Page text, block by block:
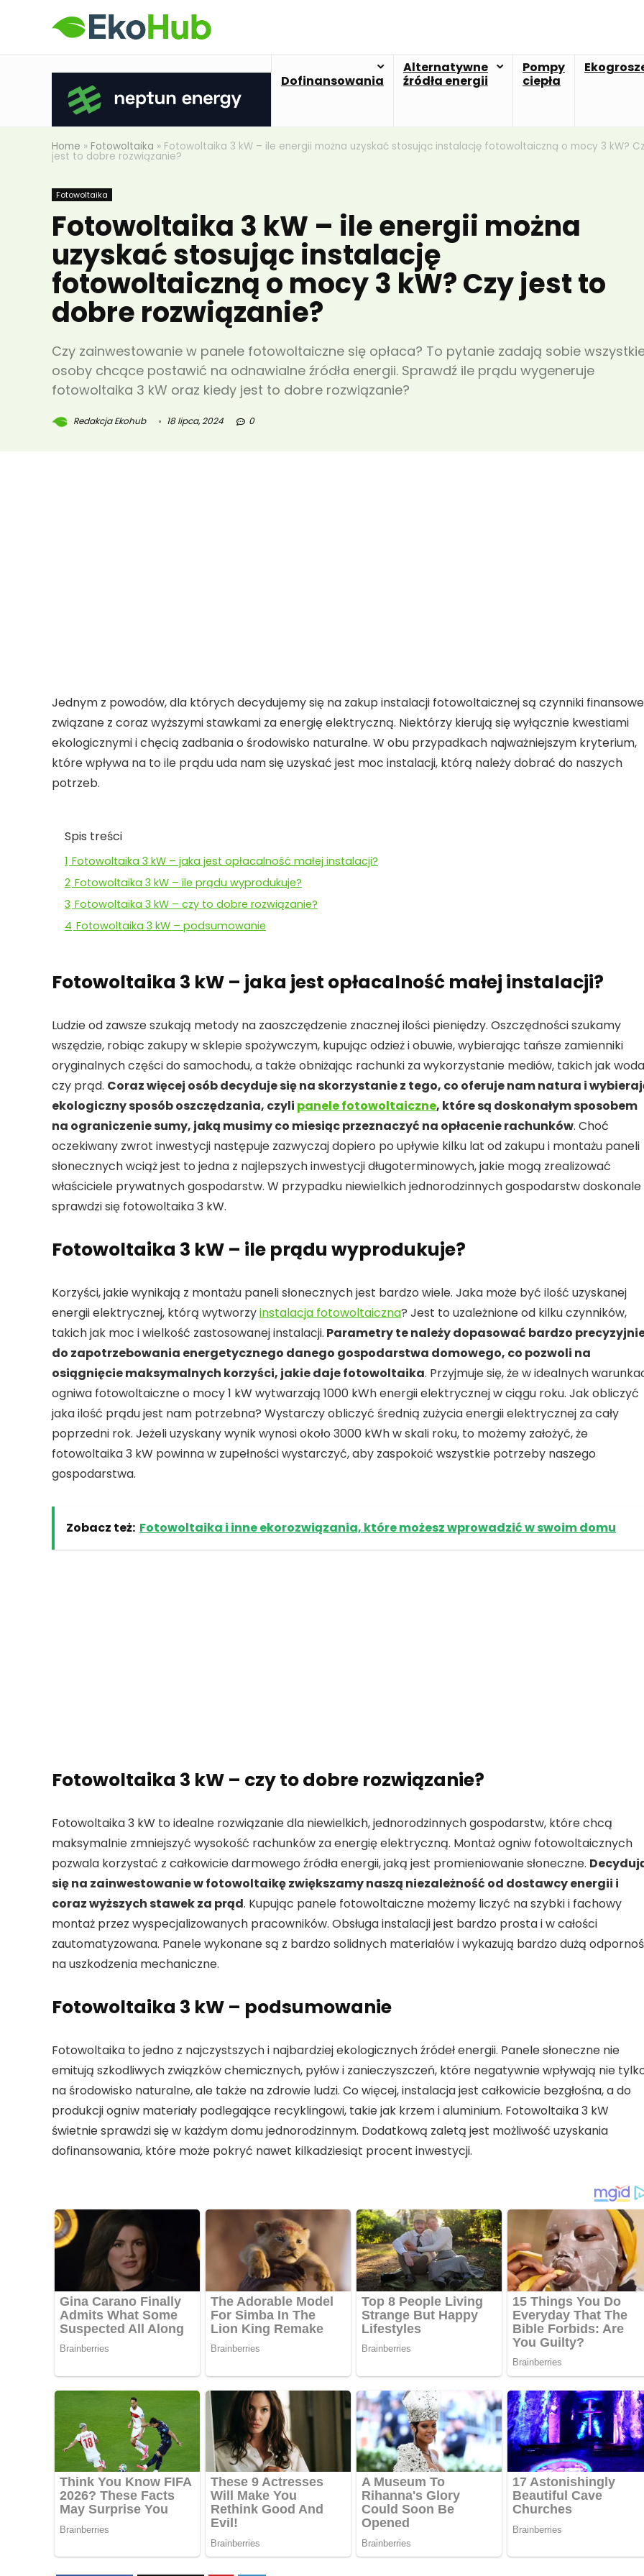
Dofinansowania
Alternatywne
źródła energii
Pompy
ciepła
Home » Fotowoltaika » Fotowoltaika 3 kW – ile energii można uzyskać stosując instalację fotowoltaiczną o mocy 3 kW?
jest to dobre rozwiązanie?
Fotowoltaika
Fotowoltaika 3 kW – ile energii można
uzyskać stosując instalację
fotowoltaiczną o mocy 3 kW? Czy jest to
dobre rozwiązanie?
Czy zainwestowanie w panele fotowoltaiczne się opłaca? To pytanie zadają sobie
osoby chcące postawić na odnawialne źródła energii. Sprawdź ile prądu wygeneruje
fotowoltaika 3 kW oraz kiedy jest to dobre rozwiązanie?
Redakcja Ekohub 18 lipca, 2024 0
Jednym z powodów, dla których decydujemy się na zakup instalacji fotowoltaicznej są czynniki finansowe
związane z coraz wyższymi stawkami za energię elektryczną. Niektórzy kierują się wyłącznie kwestiami
ekologicznymi i chęcią zadbania o środowisko naturalne. W obu przypadkach najważniejszym kryterium,
które wpływa na to ile prądu uda nam się uzyskać jest moc instalacji, którą należy dobrać do naszych
potrzeb.
Spis treści
1 Fotowoltaika 3 kW – jaka jest opłacalność małej instalacji?
2 Fotowoltaika 3 kW – ile prądu wyprodukuje?
3 Fotowoltaika 3 kW – czy to dobre rozwiązanie?
4 Fotowoltaika 3 kW – podsumowanie
Fotowoltaika 3 kW – jaka jest opłacalność małej instalacji?
Ludzie od zawsze szukają metody na zaoszczędzenie znacznej ilości pieniędzy. Oszczędności szukamy
wszędzie, robiąc zakupy w sklepie spożywczym, kupując odzież i obuwie, wybierając tańsze zamienniki
oryginalnych części do samochodu, a także obniżając rachunki za wykorzystanie mediów, takich jak woda
czy prąd. Coraz więcej osób decyduje się na skorzystanie z tego, co oferuje nam natura i
ekologiczny sposób oszczędzania, czyli panele fotowoltaiczne, które są doskonałym sposobem
na ograniczenie sumy, jaką musimy co miesiąc przeznaczyć na opłacenie rachunków. Choć
oczekiwany zwrot inwestycji następuje zazwyczaj dopiero po upływie kilku lat od zakupu i montażu paneli
słonecznych wciąż jest to jedna z najlepszych inwestycji długoterminowych, jakie mogą zrealizować
właściciele prywatnych gospodarstw. W przypadku niewielkich jednorodzinnych gospodarstw doskonale
sprawdzi się fotowoltaika 3 kW.
Fotowoltaika 3 kW – ile prądu wyprodukuje?
Korzyści, jakie wynikają z montażu paneli słonecznych jest bardzo wiele. Jaka może być ilość uzyskanej
energii elektrycznej, którą wytworzyinstalacja fotowoltaiczna? Jest to uzależnione od kilku czynników,
takich jak moc i wielkość zastosowanej instalacji. Parametry te należy dopasować bardzo
do zapotrzebowania energetycznego danego gospodarstwa domowego, co pozwoli na
osiągnięcie maksymalnych korzyści, jakie daje fotowoltaika. Przyjmuje się, że w idealnych
ogniwa fotowoltaiczne o mocy 1 kW wytwarzają 1000 kWh energii elektrycznej w ciągu roku. Jak obliczyć
jaka ilość prądu jest nam potrzebna? Wystarczy obliczyć średnią zużycia energii elektrycznej za cały
poprzedni rok. Jeżeli uzyskany wynik wynosi około 3000 kWh w skali roku, to możemy założyć, że
fotowoltaika 3 kW powinna w zupełności wystarczyć, aby zaspokoić wszystkie potrzeby naszego
gospodarstwa.
Zobacz też: Fotowoltaika i inne ekorozwiązania, które możesz wprowadzić w swoim domu
Fotowoltaika 3 kW – czy to dobre rozwiązanie?
Fotowoltaika 3 kW to idealne rozwiązanie dla niewielkich, jednorodzinnych gospodarstw, które chcą
maksymalnie zmniejszyć wysokość rachunków za energię elektryczną. Montaż ogniw fotowoltaicznych
pozwala korzystać z całkowicie darmowego źródła energii, jaką jest promieniowanie słoneczne.
się na zainwestowanie w fotowoltaikę zwiększamy naszą niezależność od dostawcy energii i
coraz wyższych stawek za prąd. Kupując panele fotowoltaiczne możemy liczyć na szybki i fachowy
montaż przez wyspecjalizowanych pracowników. Obsługa instalacji jest bardzo prosta i w całości
zautomatyzowana. Panele wykonane są z bardzo solidnych materiałów i wykazują bardzo dużą
na uszkodzenia mechaniczne.
Fotowoltaika 3 kW – podsumowanie
Fotowoltaika to jedno z najczystszych i najbardziej ekologicznych źródeł energii. Panele słoneczne nie
emitują szkodliwych związków chemicznych, pyłów i zanieczyszczeń, które negatywnie wpływają nie
na środowisko naturalne, ale także na zdrowie ludzi. Co więcej, instalacja jest całkowicie bezgłośna, a do
produkcji ogniw materiały podlegające recyklingowi, takie jak krzem i aluminium. Fotowoltaika 3 kW
świetnie sprawdzi się w każdym domu jednorodzinnym. Dodatkową zaletą jest możliwość uzyskania
dofinansowania, które może pokryć nawet kilkadziesiąt procent inwestycji.